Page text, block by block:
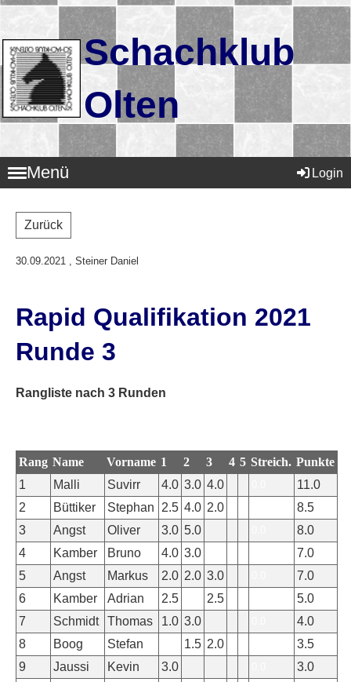
Schachklub
Olten
Menü Login
Zurück
30.09.2021 , Steiner Daniel
Rapid Qualifikation 2021
Runde 3
Rangliste nach 3 Runden
Rang Name Vorname 1 2 3 4 5 Streich. Punkte
1
Malli Suvirr 4.0 3.0 4.0
11.0
2
Büttiker Stephan 2.5 4.0 2.0
8.5
3
Angst Oliver 3.0 5.0
8.0
4
Kamber Bruno 4.0 3.0
7.0
5
Angst Markus 2.0 2.0 3.0
7.0
6
Kamber Adrian 2.5 2.5
5.0
7
Schmidt Thomas 1.0 3.0
4.0
8
Boog Stefan 1.5 2.0
3.5
9
Jaussi Kevin 3.0
3.0